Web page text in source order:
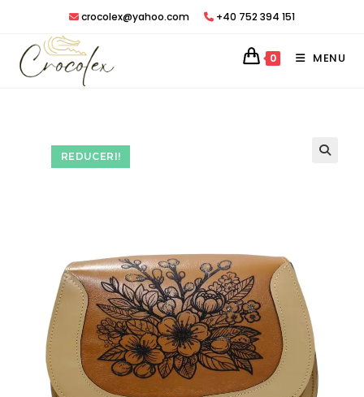
crocolex@yahoo.com +40 752 394 151
0 MENU
REDUCERI!